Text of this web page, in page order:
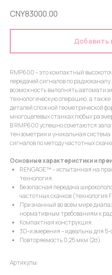
CNY83000.00
Добавить
RMP600 – это компактный
передачей сигналов по
возможность выполнять
технологическую операцию, а
деталей сложной геометрической
многоцелевых станках любых
В RMP600 успешно сочетаются
тензометрии и уникальная
сигналов по методу частотных
Основные характеристики и
RENGAGE™ – испытанная на
технология.
Безопасная передача
частотных скачков (технология
Признанный во всём мире
нормативным требованиям к
Компактная конструкция.
3D-измерения – идеальны для 5-
Повторяемость 0,25 мкм (2σ).
Артикулы: